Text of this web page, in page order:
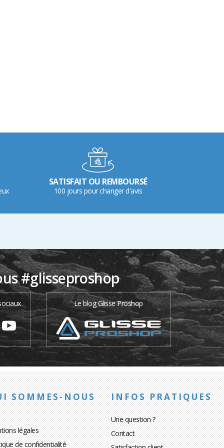
SATISFAIT OU REMBOURSÉ
100 jours pour changer d'avis
#glisseproshop
Le blog Glisse Proshop
SOMMES-NOUS
légales
de confidentialité
INFOS PRATIQUES
Une question ?
Contact